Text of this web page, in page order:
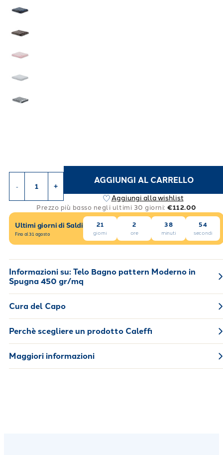
- +
AGGIUNGI AL CARRELLO
Aggiungi alla wishlist
Prezzo più basso negli ultimi 30 giorni: €112.00
Ultimi giorni di Saldi
Fino al 31 agosto
21
giorni
2
ore
38
minuti
51
secondi
Informazioni su: Telo Bagno pattern Moderno in
Spugna 450 gr/mq
Cura del Capo
Perchè scegliere un prodotto Caleffi
Maggiori informazioni